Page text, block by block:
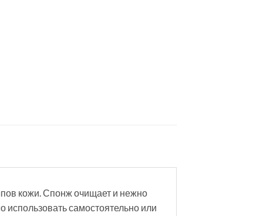
кожи. Спонж очищает и нежно
самостоятельно или